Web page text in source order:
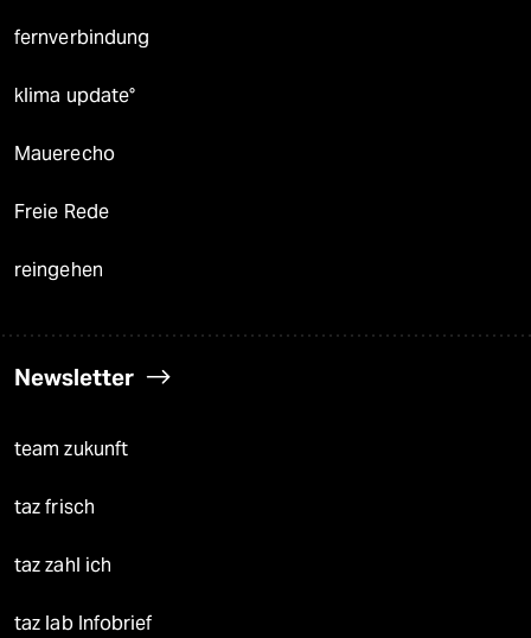
fernverbindung
klima update°
Mauerecho
Freie Rede
reingehen
Newsletter
team zukunft
taz frisch
taz zahl ich
taz lab Infobrief